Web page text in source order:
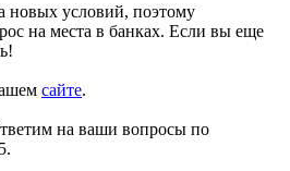
новых условий, поэтому
на места в банках. Если вы еще
сайте.
на ваши вопросы по